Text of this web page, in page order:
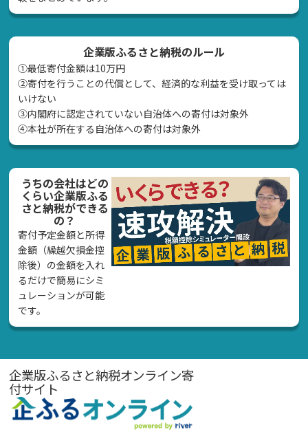
企業版ふるさと納税のルール
①最低寄付金額は10万円
②寄付を行うことの代償として、経済的な利益を受け取っては
いけない
➂内閣府に認定されていない自治体への寄付は対象外
④本社が所在する自治体への寄付は対象外
うちの会社はどの
くらい企業版ふる
さと納税ができる
の？
寄付予定金額と所得
金額（繰越欠損金控
除後）の金額を入れ
るだけで簡易にシミ
ュレーションが可能
です。
企業版ふるさと納税オンライン寄
付サイト